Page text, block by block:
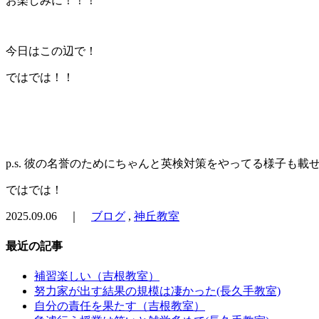
今日はこの辺で！
ではでは！！
p.s. 彼の名誉のためにちゃんと英検対策をやってる様子も載
ではでは！
2025.09.06 ｜ ブログ , 神丘教室
最近の記事
補習楽しい（吉根教室）
努力家が出す結果の規模は凄かった(長久手教室)
自分の責任を果たす（吉根教室）